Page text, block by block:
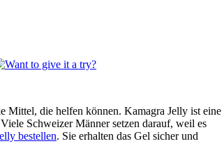
Mittel, die helfen können. Kamagra Jelly ist eine
Schweizer Männer setzen darauf, weil es
bestellen. Sie erhalten das Gel sicher und